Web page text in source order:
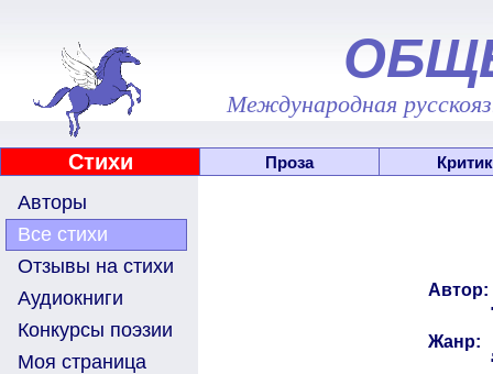
Международная
Стихи Проза
Авторы
Все стихи
Отзывы на стихи
Аудиокниги
Конкурсы поэзии
Моя страница
Автор:
Жанр: